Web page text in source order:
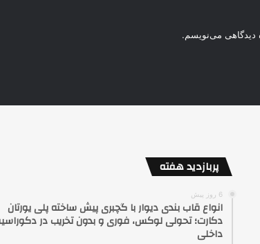
دیدگاهی می‌نویسم.
پربازدید هفته
6 روز پیش
انواع قاب بندی دیوار با گچبری پیش ساخته پلی یورتان
دکارت؛ تحولی لوکس، فوری و بدون تخریب در
داخلی